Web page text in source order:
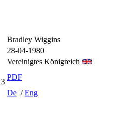
Bradley Wiggins
28-04-1980
Vereinigtes Königreich
PDF
De /Eng